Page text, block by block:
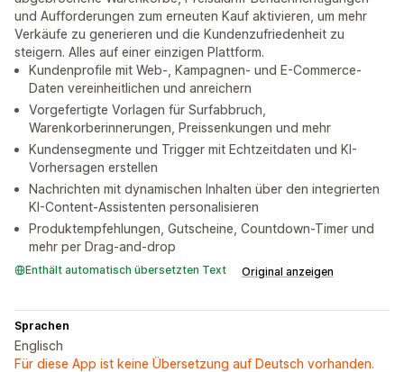
und Aufforderungen zum erneuten Kauf aktivieren, um mehr
Verkäufe zu generieren und die Kundenzufriedenheit zu
steigern. Alles auf einer einzigen Plattform.
Kundenprofile mit Web-, Kampagnen- und E-Commerce-
Daten vereinheitlichen und anreichern
Vorgefertigte Vorlagen für Surfabbruch,
Warenkorberinnerungen, Preissenkungen und mehr
Kundensegmente und Trigger mit Echtzeitdaten und KI-
Vorhersagen erstellen
Nachrichten mit dynamischen Inhalten über den integrierten
KI-Content-Assistenten personalisieren
Produktempfehlungen, Gutscheine, Countdown-Timer und
mehr per Drag-and-drop
Enthält automatisch übersetzten Text Original anzeigen
Sprachen
Englisch
Für diese App ist keine Übersetzung auf Deutsch vorhanden.